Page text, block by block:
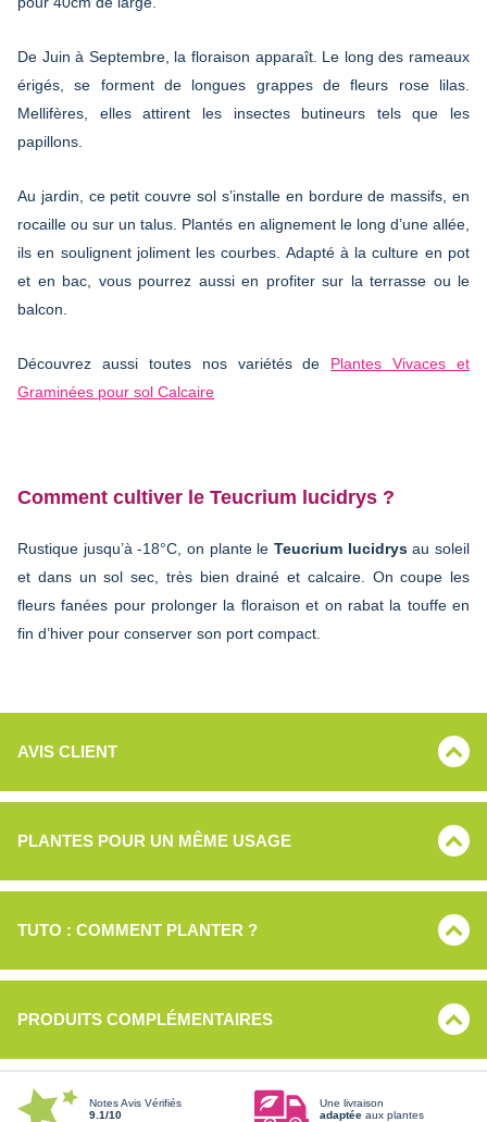
De Juin à Septembre, la floraison apparaît. Le long des rameaux
érigés, se forment de longues grappes de fleurs rose lilas.
Mellifères, elles attirent les insectes butineurs tels que les
papillons.
Au jardin, ce petit couvre sol s’installe en bordure de massifs, en
rocaille ou sur un talus. Plantés en alignement le long d’une allée,
ils en soulignent joliment les courbes. Adapté à la culture en pot
et en bac, vous pourrez aussi en profiter sur la terrasse ou le
balcon.
Découvrez aussi toutes nos variétés de Plantes Vivaces et
Graminées pour sol Calcaire
Comment cultiver le Teucrium lucidrys ?
Rustique jusqu’à -18°C, on plante le Teucrium lucidrysau soleil
et dans un sol sec, très bien drainé et calcaire. On coupe les
fleurs fanées pour prolonger la floraison et on rabat la touffe en
fin d’hiver pour conserver son port compact.
AVIS CLIENT
PLANTES POUR UN MÊME USAGE
TUTO : COMMENT PLANTER ?
PRODUITS COMPLÉMENTAIRES
Notes Avis Vérifiés
9.1/10
Une livraison
adaptée aux plantes